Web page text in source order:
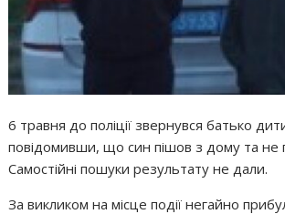
6 травня до поліції звернувся батько
повідомивши, що син пішов з дому та не
Самостійні пошуки результату не дали.
За викликом на місце події негайно